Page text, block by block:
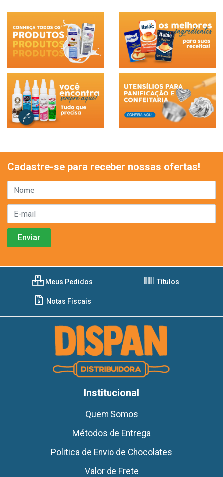
Cadastre-se para receber nossas ofertas!
Meus Pedidos Títulos
Notas Fiscais
Institucional
Quem Somos
Métodos de Entrega
Politica de Envio de Chocolates
Valor de Frete